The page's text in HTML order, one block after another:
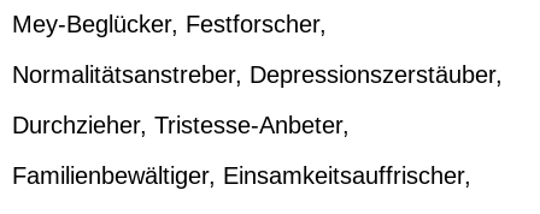
Mey-Beglücker, Festforscher,
Normalitätsanstreber, Depressionszerstäuber,
Durchzieher, Tristesse-Anbeter,
Familienbewältiger, Einsamkeitsauffrischer,